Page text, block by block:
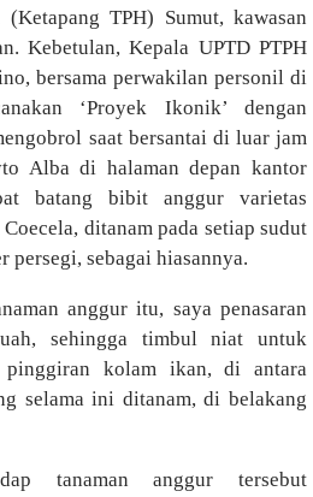
TPH) Sumut, kawasan
Kebetulan, Kepala UPTD PTPH
bersama perwakilan personil di
‘Proyek Ikonik’ dengan
saat bersantai di luar jam
Alba di halaman depan kantor
batang bibit anggur varietas
ditanam pada setiap sudut
persegi, sebagai hiasannya.
anggur itu, saya penasaran
sehingga timbul niat untuk
pinggiran kolam ikan, di antara
selama ini ditanam, di belakang
tanaman anggur tersebut